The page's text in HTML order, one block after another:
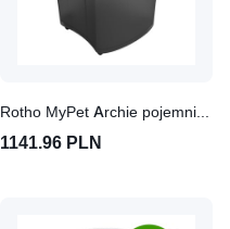
Rotho MyPet Archie pojemnik na karmę dla zwierząt
1141.96 PLN